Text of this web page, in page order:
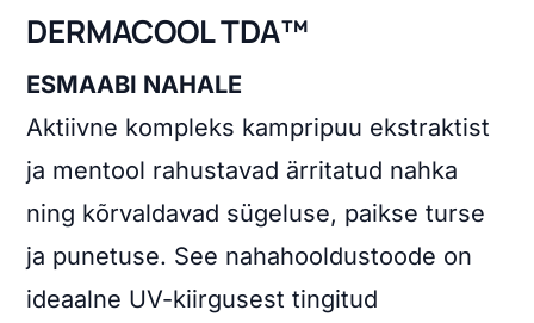
DERMACOOL TDA™
ESMAABI NAHALE
Aktiivne kompleks kampripuu ekstraktist
ja mentool rahustavad ärritatud nahka
ning kõrvaldavad sügeluse, paikse turse
ja punetuse. See nahahooldustoode on
ideaalne UV-kiirgusest tingitud